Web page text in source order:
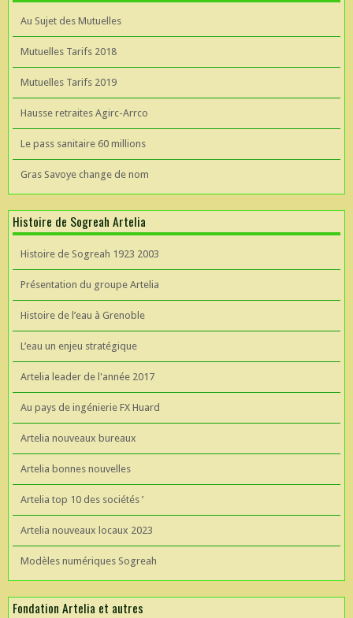
Au Sujet des Mutuelles
Mutuelles Tarifs 2018
Mutuelles Tarifs 2019
Hausse retraites Agirc-Arrco
Le pass sanitaire 60 millions
Gras Savoye change de nom
Histoire de Sogreah Artelia
Histoire de Sogreah 1923 2003
Présentation du groupe Artelia
Histoire de l’eau à Grenoble
L’eau un enjeu stratégique
Artelia leader de l'année 2017
Au pays de ingénierie FX Huard
Artelia nouveaux bureaux
Artelia bonnes nouvelles
Artelia top 10 des sociétés ’
Artelia nouveaux locaux 2023
Modèles numériques Sogreah
Fondation Artelia et autres